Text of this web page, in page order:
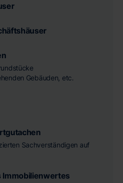
Gebäuden, etc.
Sachverständigen auf
Immobilienwertes